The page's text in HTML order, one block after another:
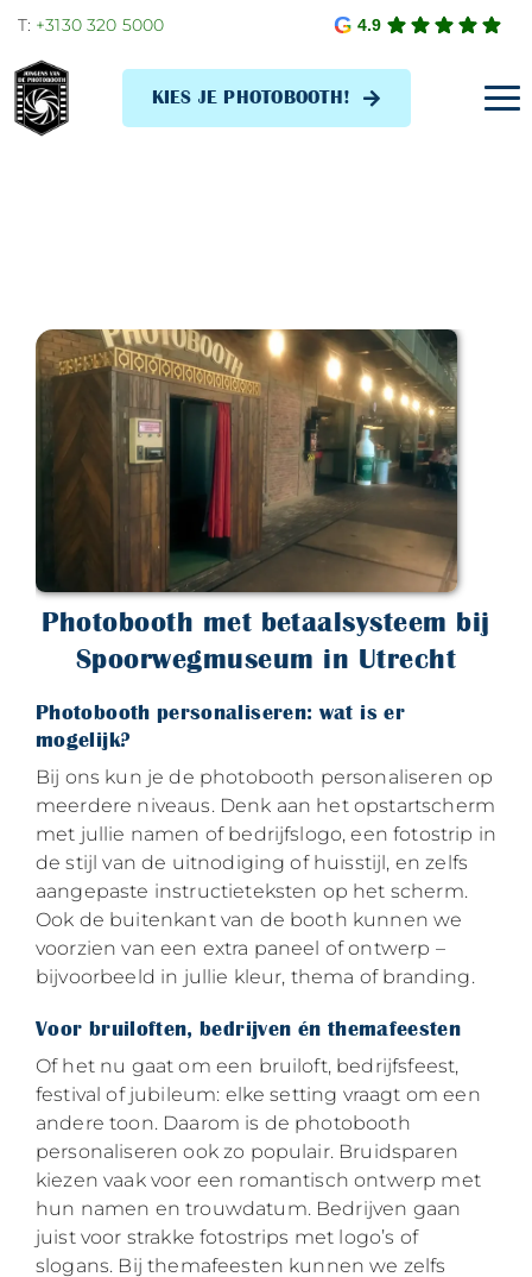
content
T: +3130 320 5000 4.9
KIES JE PHOTOBOOTH!
Photobooth met betaalsysteem bij
Spoorwegmuseum in Utrecht
Photobooth personaliseren: wat is er
mogelijk?
Bij ons kun je de photobooth personaliseren op
meerdere niveaus. Denk aan het opstartscherm
met jullie namen of bedrijfslogo, een fotostrip in
de stijl van de uitnodiging of huisstijl, en zelfs
aangepaste instructieteksten op het scherm.
Ook de buitenkant van de booth kunnen we
voorzien van een extra paneel of ontwerp –
bijvoorbeeld in jullie kleur, thema of branding.
Voor bruiloften, bedrijven én themafeesten
Of het nu gaat om een bruiloft, bedrijfsfeest,
festival of jubileum: elke setting vraagt om een
andere toon. Daarom is de photobooth
personaliseren ook zo populair. Bruidsparen
kiezen vaak voor een romantisch ontwerp met
hun namen en trouwdatum. Bedrijven gaan
juist voor strakke fotostrips met logo’s of
slogans. Bij themafeesten kunnen we zelfs